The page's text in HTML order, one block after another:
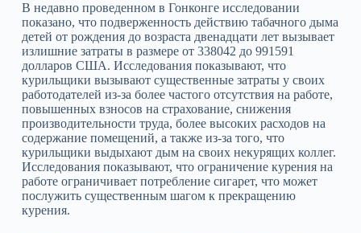
В недавно проведенном в Гонконге исследовании
показано, что подверженность действию табачного дыма
детей от рождения до возраста двенадцати лет вызывает
излишние затраты в размере от 338042 до 991591
долларов США. Исследования показывают, что
курильщики вызывают существенные затраты у своих
работодателей из‑за более частого отсутствия на работе,
повышенных взносов на страхование, снижения
производительности труда, более высоких расходов на
содержание помещений, а также из‑за того, что
курильщики выдыхают дым на своих некурящих коллег.
Исследования показывают, что ограничение курения на
работе ограничивает потребление сигарет, что может
послужить существенным шагом к прекращению
курения.